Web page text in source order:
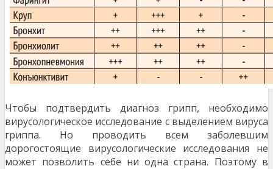
Чтобы подтвердить диагноз грипп, необходимо
вирусо­логическое исследование с выделением вируса
гриппа. Но проводить всем заболевшим
дорогостоящие вирусологи­ческие исследования не
может позволить себе ни одна страна. Поэтому в